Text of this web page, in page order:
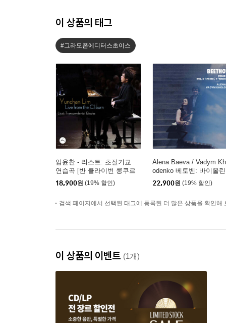
이 상품의 태그
#그라모폰에디터스초이스
임윤찬 - 리스트: 초절기교
연습곡 [반 클라이번 콩쿠르
실황 녹음]
18,900원 (19% 할인)
Alena Baeva / Vadym
odenko 베토벤: 바이올린
소나타 5번 '봄', 9번 '크
처', 3번 (Beethoven:
'Kreutzer" & 3)
22,900원 (19% 할인)
검색 페이지에서 선택된 태그에 등록된 더 많은 상품을 확인해
이 상품의 이벤트 (1개)